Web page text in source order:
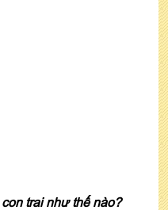
trai như thế nào?